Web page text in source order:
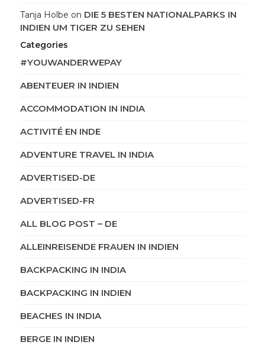
Tanja Holbe on DIE 5 BESTEN NATIONALPARKS IN
INDIEN UM TIGER ZU SEHEN
Categories
#YOUWANDERWEPAY
ABENTEUER IN INDIEN
ACCOMMODATION IN INDIA
ACTIVITÉ EN INDE
ADVENTURE TRAVEL IN INDIA
ADVERTISED-DE
ADVERTISED-FR
ALL BLOG POST – DE
ALLEINREISENDE FRAUEN IN INDIEN
BACKPACKING IN INDIA
BACKPACKING IN INDIEN
BEACHES IN INDIA
BERGE IN INDIEN